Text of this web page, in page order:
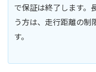
で保証は終了します。
う方は、走行距離の
す。